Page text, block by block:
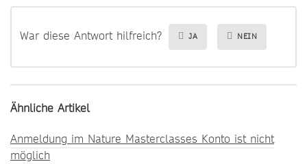
War diese Antwort hilfreich? JA NEIN
Ähnliche Artikel
Anmeldung im Nature Masterclasses Konto ist nicht
möglich